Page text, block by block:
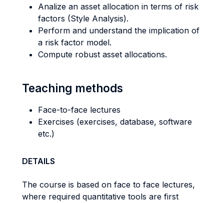
Analize an asset allocation in terms of risk
factors (Style Analysis).
Perform and understand the implication of
a risk factor model.
Compute robust asset allocations.
Teaching methods
Face-to-face lectures
Exercises (exercises, database, software
etc.)
DETAILS
The course is based on face to face lectures,
where required quantitative tools are first